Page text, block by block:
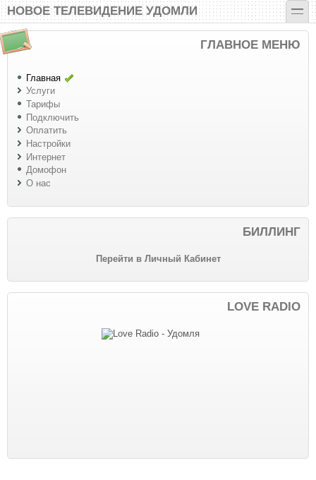
Перейти к основному содержанию
Skip to search
НОВОЕ ТЕЛЕВИДЕНИЕ УДОМЛИ toggle
ГЛАВНОЕ МЕНЮ
Главная
Услуги
Тарифы
Подключить
Оплатить
Настройки
Интернет
Домофон
О нас
БИЛЛИНГ
Перейти в Личный Кабинет
LOVE RADIO